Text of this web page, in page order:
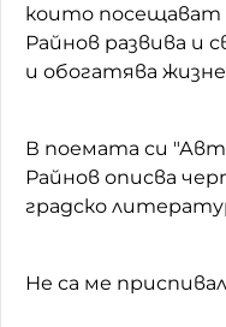
които посещават
Райнов развива и
и обогатява
В поемата си
Райнов описва
градско
Не са ме